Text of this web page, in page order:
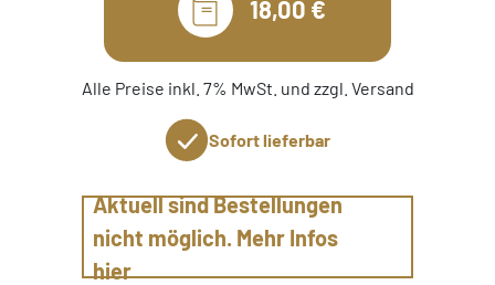
18,00 €
Alle Preise inkl. 7% MwSt. und zzgl. Versand
Sofort lieferbar
Aktuell sind Bestellungen
nicht möglich. Mehr Infos
hier